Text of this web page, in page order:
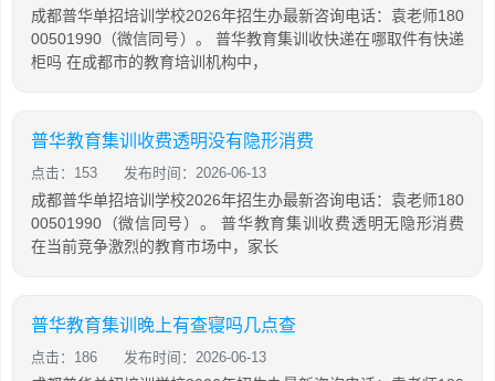
成都普华单招培训学校2026年招生办最新咨询电话：袁老师180
00501990（微信同号）。 普华教育集训收快递在哪取件有快递
柜吗 在成都市的教育培训机构中，
普华教育集训收费透明没有隐形消费
点击：153 发布时间：2026-06-13
成都普华单招培训学校2026年招生办最新咨询电话：袁老师180
00501990（微信同号）。 普华教育集训收费透明无隐形消费
在当前竞争激烈的教育市场中，家长
普华教育集训晚上有查寝吗几点查
点击：186 发布时间：2026-06-13